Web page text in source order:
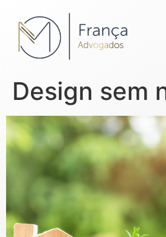
Design sem